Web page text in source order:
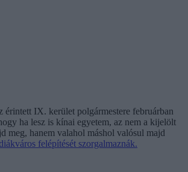
érintett IX. kerület polgármestere februárban
ha lesz is kínai egyetem, az nem a kijelölt
meg, hanem valahol máshol valósul majd
felépítését szorgalmaznák.